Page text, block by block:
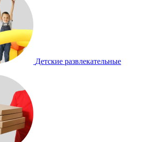
Детские развлекательные